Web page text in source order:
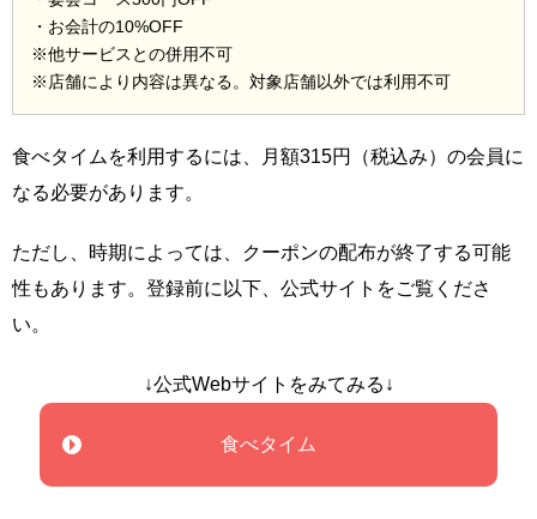
・お会計の10%OFF
※他サービスとの併用不可
※店舗により内容は異なる。対象店舗以外では利用不可
食べタイムを利用するには、月額315円（税込み）の会員に
なる必要があります。
ただし、時期によっては、クーポンの配布が終了する可能
性もあります。登録前に以下、公式サイトをご覧くださ
い。
↓公式Webサイトをみてみる↓
食べタイム